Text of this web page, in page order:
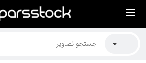
لیست قیمت ها